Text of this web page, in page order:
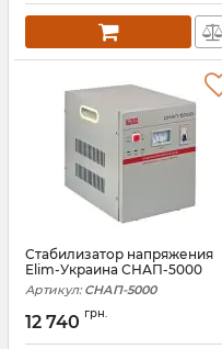
Стабилизатор напряжения
Elim-Украина СНАП-5000
Артикул: СНАП-5000
12 740 грн.